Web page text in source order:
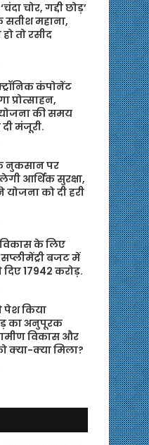
चोर, गद्दी छोड़’
महाना,
तो रसीद
कंपोनेंट
प्रोत्साहन,
की समय
मंजूरी.
नुकसान पर
आर्थिक सुरक्षा,
को दी हरी
विकास के लिए
बजट में
17942 करोड़.
पेश किया
का अनुपूरक
विकास और
क्या-क्या मिला?